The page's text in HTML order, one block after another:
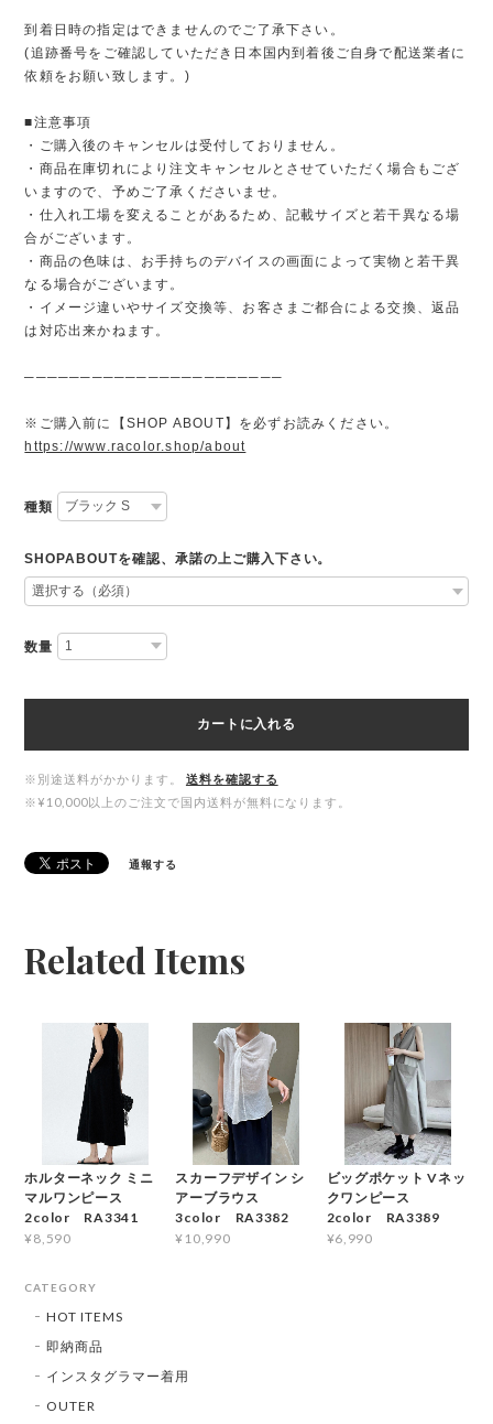
到着日時の指定はできませんのでご了承下さい。
(追跡番号をご確認していただき日本国内到着後ご自身で配送業者に
依頼をお願い致します。)
■注意事項
・ご購入後のキャンセルは受付しておりません。
・商品在庫切れにより注文キャンセルとさせていただく場合もござ
いますので、予めご了承くださいませ。
・仕入れ工場を変えることがあるため、記載サイズと若干異なる場
合がございます。
・商品の色味は、お手持ちのデバイスの画面によって実物と若干異
なる場合がございます。
・イメージ違いやサイズ交換等、お客さまご都合による交換、返品
は対応出来かねます。
───────────────────────
※ご購入前に【SHOP ABOUT】を必ずお読みください。
https://www.racolor.shop/about
種類
SHOPABOUTを確認、承諾の上ご購入下さい。
数量
カートに入れる
※別途送料がかかります。
送料を確認する
※¥10,000以上のご注文で国内送料が無料になります。
通報する
Related Items
ホルターネック ミニ
マルワンピース
2color RA3341
¥8,590
スカーフデザイン シ
アーブラウス
3color RA3382
¥10,990
ビッグポケット Vネッ
クワンピース
2color RA3389
¥6,990
CATEGORY
HOT ITEMS
即納商品
インスタグラマー着用
OUTER